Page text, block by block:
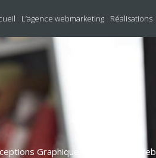
L’agence webmarketing Réalisations
Graphiques Rédaction Web